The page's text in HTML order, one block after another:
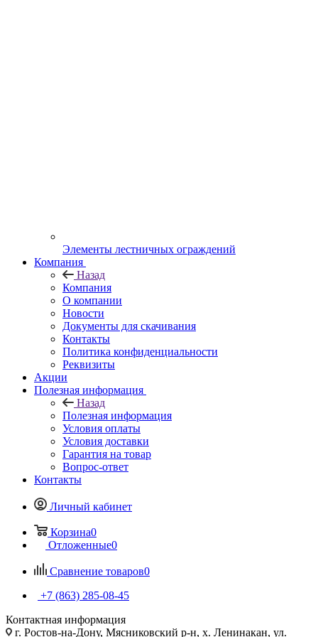
Элементы лестничных ограждений
Компания
Назад
Компания
О компании
Новости
Документы для скачивания
Контакты
Политика конфиденциальности
Реквизиты
Акции
Полезная информация
Назад
Полезная информация
Условия оплаты
Условия доставки
Гарантия на товар
Вопрос-ответ
Контакты
Личный кабинет
Корзина0
Отложенные0
Сравнение товаров0
+7 (863) 285-08-45
Контактная информация
г. Ростов-на-Дону, Мясниковский р-н, х. Ленинакан, ул.